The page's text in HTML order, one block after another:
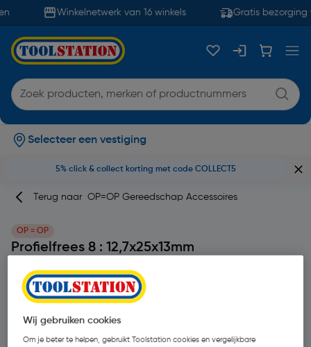
Winkelnetwerk van 16 winkels Gratis bezorging
Selecteer een vestiging
5% click & collect korting met code COLLECT5
Terug naar OP=OP Gereedschap Accessoires
OP = OP
Profielfrees 8 : 12,7x25x13mm
MerkKreator Productcode: 79075
Wij gebruiken cookies
Om je beter te helpen, gebruikt Toolstation cookies en vergelijkbare